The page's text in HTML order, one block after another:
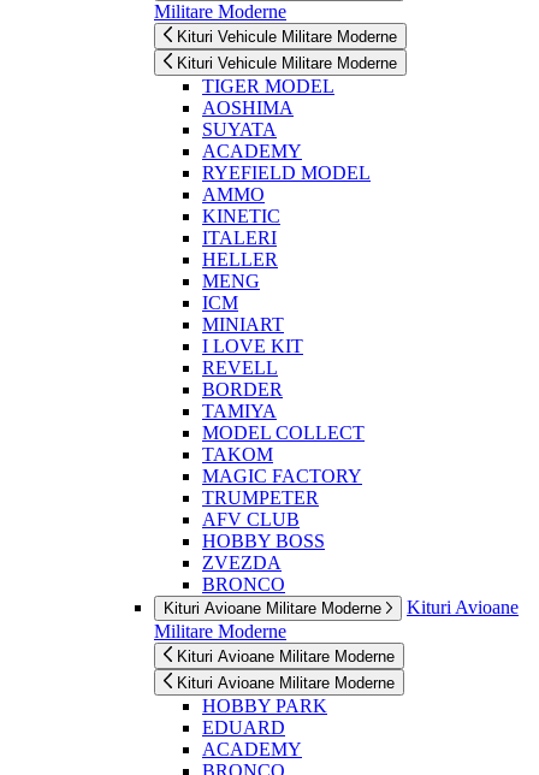
Militare Moderne
Kituri Vehicule Militare Moderne
Kituri Vehicule Militare Moderne
TIGER MODEL
AOSHIMA
SUYATA
ACADEMY
RYEFIELD MODEL
AMMO
KINETIC
ITALERI
HELLER
MENG
ICM
MINIART
I LOVE KIT
REVELL
BORDER
TAMIYA
MODEL COLLECT
TAKOM
MAGIC FACTORY
TRUMPETER
AFV CLUB
HOBBY BOSS
ZVEZDA
BRONCO
Kituri Avioane Militare Moderne
Kituri Avioane
Militare Moderne
Kituri Avioane Militare Moderne
Kituri Avioane Militare Moderne
HOBBY PARK
EDUARD
ACADEMY